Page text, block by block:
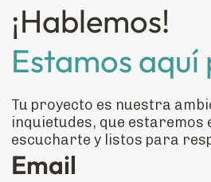
¡Hablemos!
Estamos
Tu proyecto es nuestra
inquietudes, que estaremos
escucharte y listos para
Email